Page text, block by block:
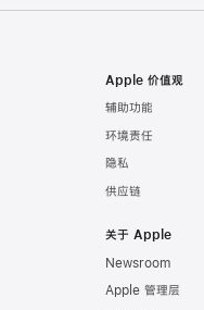
Apple 价值观
辅助功能
环境责任
隐私
供应链
关于 Apple
Newsroom
Apple 管理层